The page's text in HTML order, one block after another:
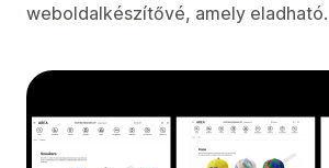
weboldalkészítővé, amely eladható.